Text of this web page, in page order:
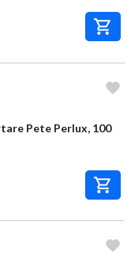
Pete Perlux, 100